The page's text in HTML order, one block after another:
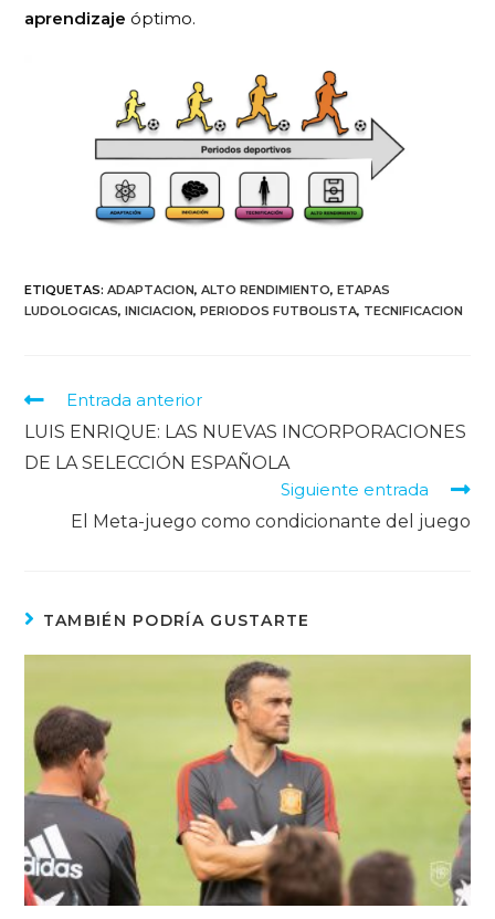
aprendizaje óptimo.
ETIQUETAS:ADAPTACION, ALTO RENDIMIENTO, ETAPAS
LUDOLOGICAS, INICIACION, PERIODOS FUTBOLISTA, TECNIFICACION
Entrada anterior
LUIS ENRIQUE: LAS NUEVAS INCORPORACIONES
DE LA SELECCIÓN ESPAÑOLA
Siguiente entrada
El Meta-juego como condicionante del juego
TAMBIÉN PODRÍA GUSTARTE